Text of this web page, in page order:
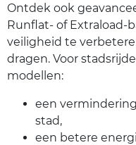
Ontdek ook
Runflat- of Extraload-
veiligheid te
dragen. Voor
modellen:
een
stad,
een betere